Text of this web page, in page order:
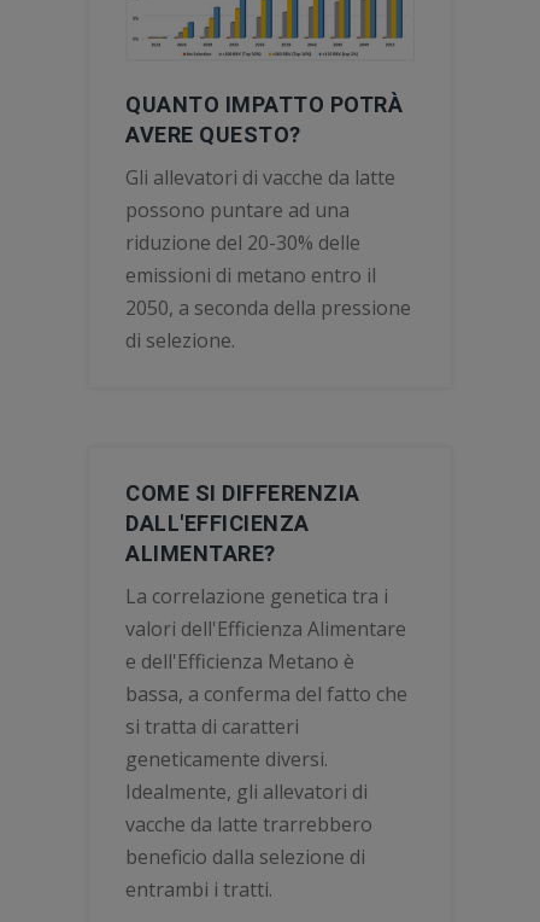
QUANTO IMPATTO POTRÀ
AVERE QUESTO?
Gli allevatori di vacche da latte
possono puntare ad una
riduzione del 20-30% delle
emissioni di metano entro il
2050, a seconda della pressione
di selezione.
COME SI DIFFERENZIA
DALL'EFFICIENZA
ALIMENTARE?
La correlazione genetica tra i
valori dell'Efficienza Alimentare
e dell'Efficienza Metano è
bassa, a conferma del fatto che
si tratta di caratteri
geneticamente diversi.
Idealmente, gli allevatori di
vacche da latte trarrebbero
beneficio dalla selezione di
entrambi i tratti.